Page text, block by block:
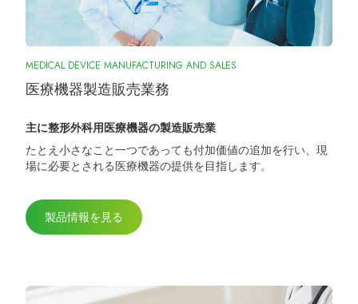
2025.10.28
『ORIONフィンガージョイント』承認取
得しました
2025.5.29
第98回日本整形外科学会学術総会に出展
しました
MEDICAL DEVICE MANUFACTURING AND SALES
医療機器製造販売業務
主に整形外科用医療機器の製造販売業
たとえ小さなこと一つであっても付加価値の追加を行い、現
場に必要とされる医療機器の提供を目指します。
製品情報を見る